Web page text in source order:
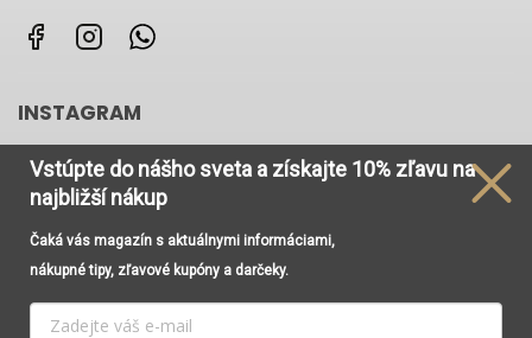
Používame cookies, aby sme Vám umožnili pohodlné
prehliadanie webu a vďaka analýze prevádzky webu
neustále zlepšovali jeho funkcie, výkon a použiteľnosť. Viac
FacebookInstagram
INSTAGRAM
Vstúpte do nášho sveta a získajte 10% zľavu na
najbližší nákup
Čaká vás magazín s aktuálnymi informáciami,
nákupné tipy, zľavové kupóny a darčeky.